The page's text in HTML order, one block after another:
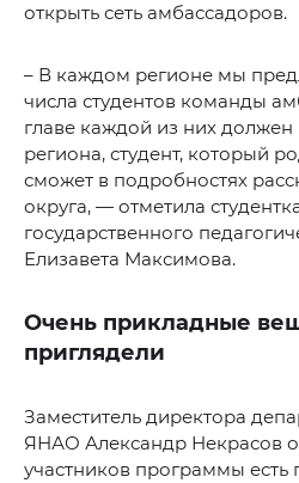
открыть сеть амбассадоров.
– В каждом регионе мы
числа студентов команды
главе каждой из них должен
региона, студент, который
сможет в подробностях
округа, — отметила
государственного
Елизавета Максимова.
Очень прикладные
приглядели
Заместитель директора
ЯНАО Александр Некрасов
участников программы есть